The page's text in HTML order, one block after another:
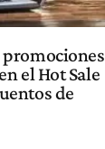
promociones
el Hot Sale
de